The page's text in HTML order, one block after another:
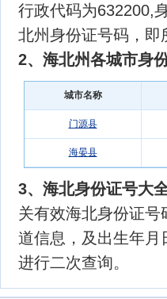
行政代码为632200,
北州身份证号码，即
2、海北州各城市身
城市名称
门源县
海晏县
3、海北身份证号大全
关有效海北身份证
道信息，及出生年
进行二次查询。